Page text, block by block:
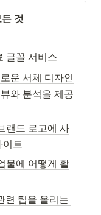
것
글꼴 서비스
운 서체 디자인
와 분석을 제공
랜드 로고에 사
이트
물에 어떻게 활
팁을 올리는